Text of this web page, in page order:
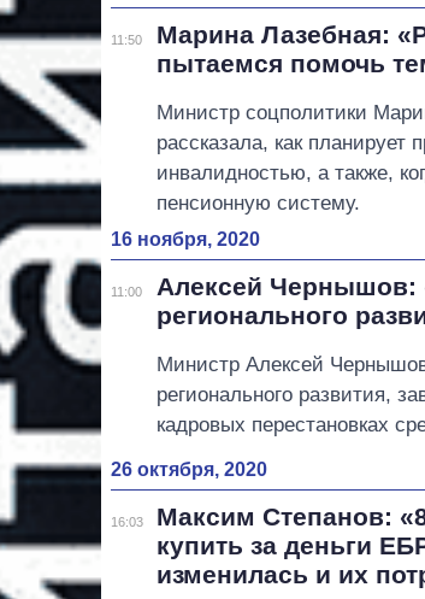
11:50
Марина Лазебная:
пытаемся помочь
Министр соцполитики
рассказала, как
инвалидностью, а также,
пенсионную систему.
16 ноября, 2020
11:00
Алексей Чернышов:
регионального
Министр Алексей
регионального развития,
кадровых перестановках
26 октября, 2020
16:03
Максим Степанов:
купить за деньги
изменилась и их